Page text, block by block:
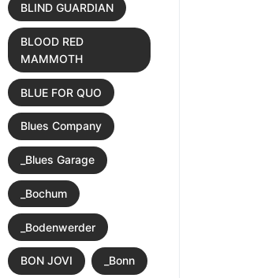
BLIND GUARDIAN
BLOOD RED
MAMMOTH
BLUE FOR QUO
Blues Company
_Blues Garage
_Bochum
_Bodenwerder
BON JOVI _Bonn